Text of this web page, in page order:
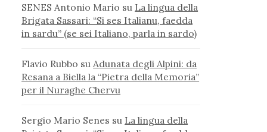
SENES Antonio Mario su La lingua della
Brigata Sassari: “Si ses Italianu, faedda
in sardu” (se sei Italiano, parla in sardo)
Flavio Rubbo su Adunata degli Alpini: da
Resana a Biella la “Pietra della Memoria”
per il Nuraghe Chervu
Sergio Mario Senes su La lingua della